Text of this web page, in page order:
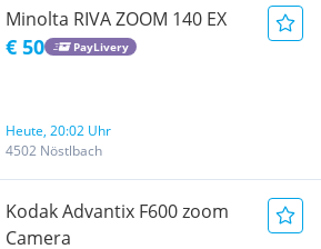
Minolta RIVA ZOOM 140 EX
€ 50 PayLivery
Heute, 20:02 Uhr
4502 Nöstlbach
Kodak Advantix F600 zoom
Camera